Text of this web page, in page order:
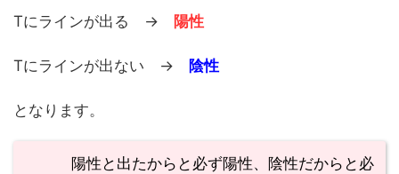
Tにラインが出る → 陽性
Tにラインが出ない → 陰性
となります。
陽性と出たからと必ず陽性、陰性だからと必